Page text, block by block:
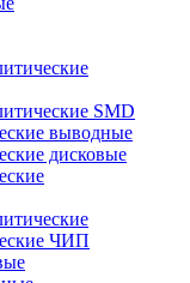
SMD
выводные
дисковые
ЧИП